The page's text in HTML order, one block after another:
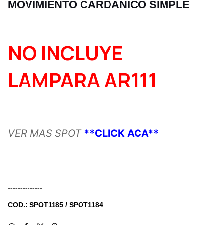
MOVIMIENTO CARDANICO SIMPLE
NO INCLUYE
LAMPARA AR111
VER MAS SPOT **CLICK ACA**
--------------
COD.: SPOT1185 / SPOT1184